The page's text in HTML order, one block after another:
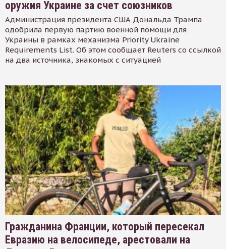
оружия Украине за счет союзников
Администрация президента США Дональда Трампа
одобрила первую партию военной помощи для
Украины в рамках механизма Priority Ukraine
Requirements List. Об этом сообщает Reuters со ссылкой
на два источника, знакомых с ситуацией
Гражданина Франции, который пересекал
Евразию на велосипеде, арестовали на